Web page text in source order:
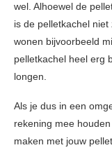
wel. Alhoewel de
is de pelletkachel
wonen bijvoorbeeld
pelletkachel heel erg
longen.
Als je dus in een
rekening mee
maken met jouw